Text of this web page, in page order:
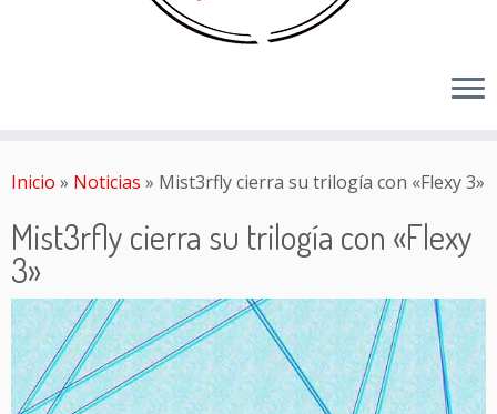
Inicio » Noticias » Mist3rfly cierra su trilogía con «Flexy 3»
Mist3rfly cierra su trilogía con «Flexy
3»